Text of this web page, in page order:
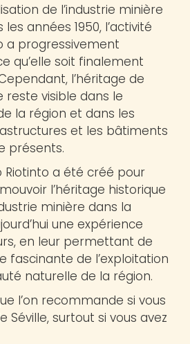
de l’industrie minière
années 1950, l’activité
a progressivement
qu’elle soit finalement
l’héritage de
reste visible dans le
la région et dans les
et les bâtiments
présents.
Riotinto a été créé pour
l’héritage historique
minière dans la
une expérience
en leur permettant de
fascinante de l’exploitation
naturelle de la région.
l’on recommande si vous
Séville, surtout si vous avez